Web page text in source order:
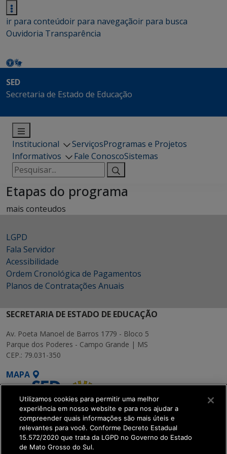
ir para conteúdoir para navegaçãoir para busca
Ouvidoria Transparência
SED
Secretaria de Estado de Educação
Institucional ServiçosProgramas e Projetos
Informativos
Fale ConoscoSistemas
Pesquisar
por:
Etapas do programa
mais conteudos
LGPD
Fala Servidor
Acessibilidade
Ordem Cronológica de Pagamentos
Planos de Contratações Anuais
SECRETARIA DE ESTADO DE EDUCAÇÃO
Av. Poeta Manoel de Barros 1779 - Bloco 5
Parque dos Poderes - Campo Grande | MS
CEP.: 79.031-350
MAPA
SETDIG | Secretaria-
Utilizamos cookies para permitir uma melhor
experiência em nosso website e para nos ajudar a
compreender quais informações são mais úteis e
relevantes para você. Conforme Decreto Estadual
15.572/2020 que trata da LGPD no Governo do Estado
de Mato Grosso do Sul.